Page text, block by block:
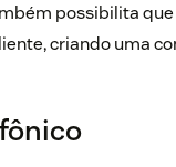
possibilita
criando uma